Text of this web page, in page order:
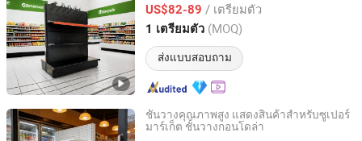
US$82-89 / เตรียมตัว
1 เตรียมตัว (MOQ)
ส่งแบบสอบถาม
Jiangsu, China อัตราจาก 2009
ชั้นวางคุณภาพสูง แสดงสินค้าสำหรับซูเปอร์
มาร์เก็ต ชั้นวางกอนโดล่า
Changshu Yiyang Commercial Equipment Co., Ltd.